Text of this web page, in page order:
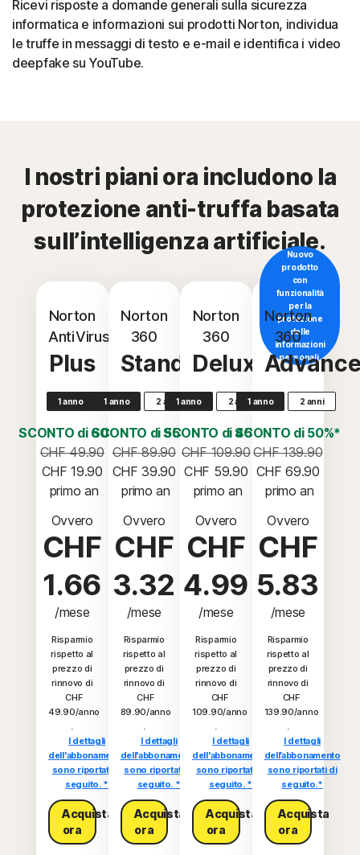
Ricevi risposte a domande generali sulla sicurezza
informatica e informazioni sui prodotti Norton, individua
le truffe in messaggi di testo e e-mail e identifica i video
deepfake su YouTube.
I nostri piani ora includono la
protezione anti-truffa basata
sull’intelligenza artificiale.
Norton
AntiVirus
Plus
1 anno
SCONTO di 60%*
CHF 49.90
CHF 19.90
primo an
Ovvero
CHF
1.66
/mese
Risparmio
rispetto al
prezzo di
rinnovo di
CHF
49.90/anno
.
I dettagli
dell'abbonamento
sono riportati di
seguito. *
Acquista
ora
Norton
360
Standard
1 anno 2 anni
SCONTO di 55%*
CHF 89.90
CHF 39.90
primo an
Ovvero
CHF
3.32
/mese
Risparmio
rispetto al
prezzo di
rinnovo di
CHF
89.90/anno
.
I dettagli
dell'abbonamento
sono riportati di
seguito. *
Acquista
ora
Norton
360
Deluxe
1 anno 2 anni
SCONTO di 45%*
CHF 109.90
CHF 59.90
primo an
Ovvero
CHF
4.99
/mese
Risparmio
rispetto al
prezzo di
rinnovo di
CHF
109.90/anno
.
I dettagli
dell'abbonamento
sono riportati di
seguito. *
Acquista
ora
Nuovo
prodotto
con
funzionalità
per la
protezione
delle
informazioni
personali.
Norton
360
1 anno 2 anni
SCONTO di 50%*
CHF 139.90
CHF 69.90
primo an
Ovvero
CHF
5.83
/mese
Risparmio
rispetto al
prezzo di
rinnovo di
CHF
139.90/anno
.
I dettagli
dell’abbonamento
sono riportati di
seguito.*
Acquista
ora